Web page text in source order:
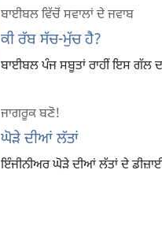
ਬਾਈਬਲ ਵਿੱਚੋਂ ਸਵਾਲਾਂ ਦੇ ਜਵਾਬ
ਕੀ ਰੱਬ ਸੱਚ-ਮੁੱਚ ਹੈ?
ਬਾਈਬਲ ਪੰਜ ਸਬੂਤਾਂ ਰਾਹੀਂ ਇਸ ਗੱਲ
ਜਾਗਰੂਕ ਬਣੋ!
ਘੋੜੇ ਦੀਆਂ ਲੱਤਾਂ
ਇੰਜੀਨੀਅਰ ਘੋੜੇ ਦੀਆਂ ਲੱਤਾਂ ਦੇ